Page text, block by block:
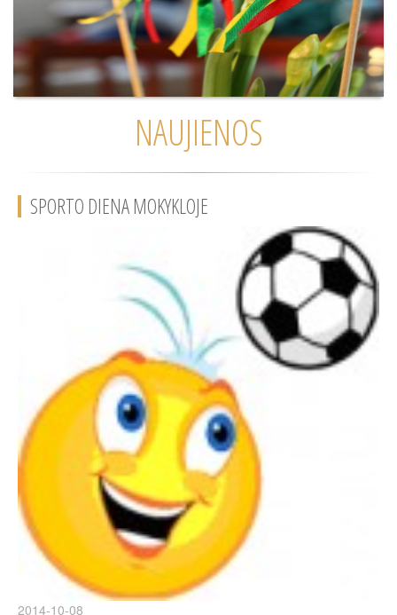
NAUJIENOS
SPORTO DIENA MOKYKLOJE
2014-10-08